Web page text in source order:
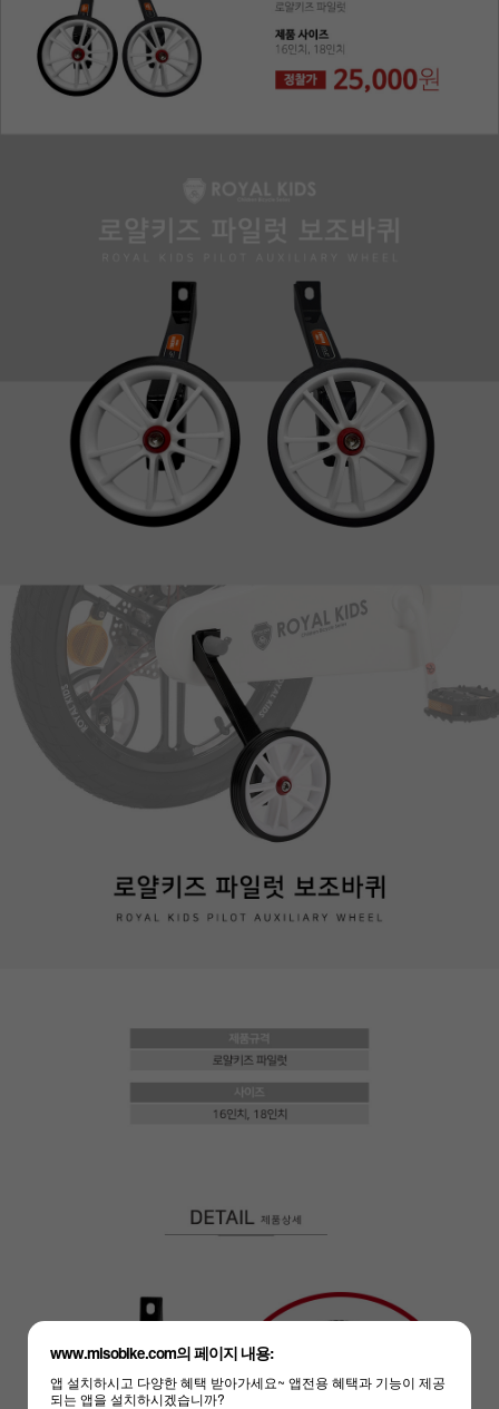
www.misobike.com의 페이지 내용:
앱 설치하시고 다양한 혜택 받아가세요~ 앱전용 혜택과 기능이 제공
되는 앱을 설치하시겠습니까?